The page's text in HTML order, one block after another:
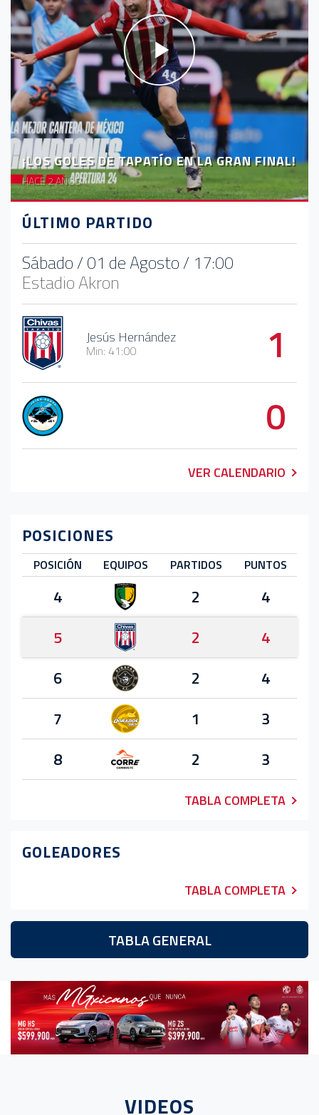
¡LOS GOLES DE TAPATÍO EN LA GRAN FINAL!
HACE 2 AÑOS
ÚLTIMO PARTIDO
Sábado / 01 de Agosto / 17:00
Estadio Akron
Jesús Hernández
Min: 41:00
1
0
VER CALENDARIO
POSICIONES
POSICIÓN EQUIPOS PARTIDOS PUNTOS
4 2
4
5
2
4
6
2
4
7
1
3
8
2 3
TABLA COMPLETA
GOLEADORES
TABLA COMPLETA
TABLA GENERAL
VIDEOS